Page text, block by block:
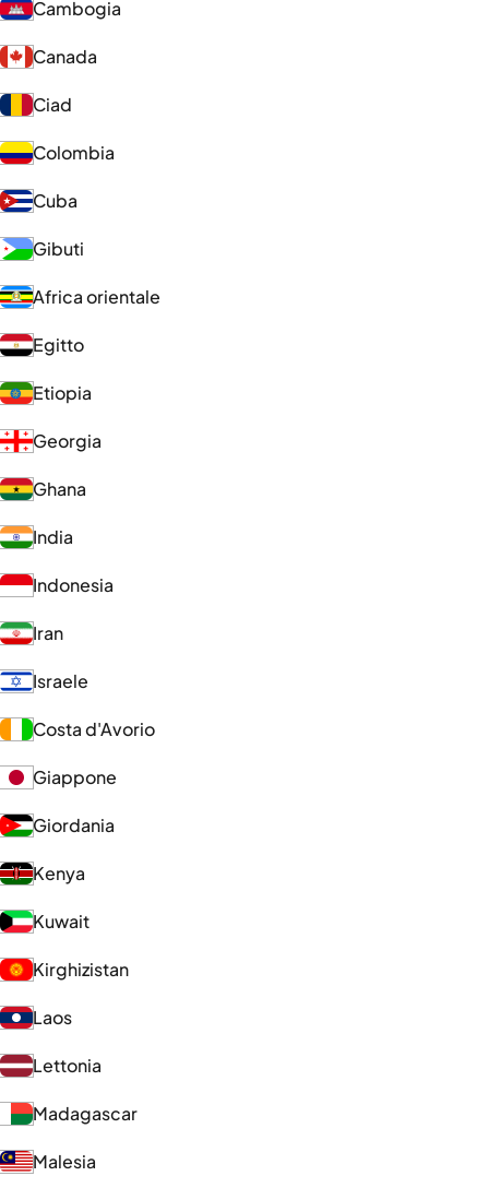
Cambogia
Canada
Ciad
Colombia
Cuba
Gibuti
Africa orientale
Egitto
Etiopia
Georgia
Ghana
India
Indonesia
Iran
Israele
Costa d'Avorio
Giappone
Giordania
Kenya
Kuwait
Kirghizistan
Laos
Lettonia
Madagascar
Malesia